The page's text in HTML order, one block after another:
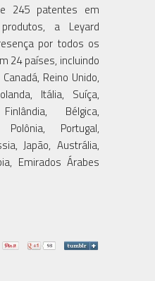
245 patentes em
a Leyard
por todos os
24 países, incluindo
Reino Unido,
Itália, Suíça,
Bélgica,
Portugal,
Japão, Austrália,
Emirados Árabes